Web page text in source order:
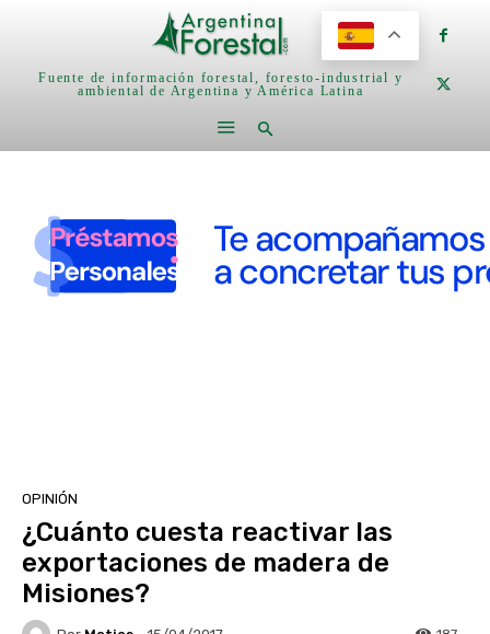
Fuente de información forestal, foresto-industrial y
ambiental de Argentina y América Latina
OPINIÓN
¿Cuánto cuesta reactivar las
exportaciones de madera de
Misiones?